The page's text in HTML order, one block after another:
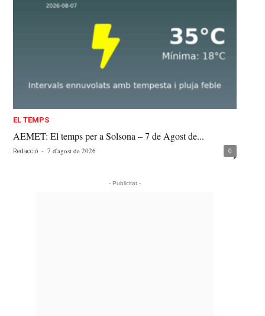
EL TEMPS
AEMET: El temps per a Solsona – 7 de Agost de...
Redacció - 7 d'agost de 2026 0
- Publicitat -